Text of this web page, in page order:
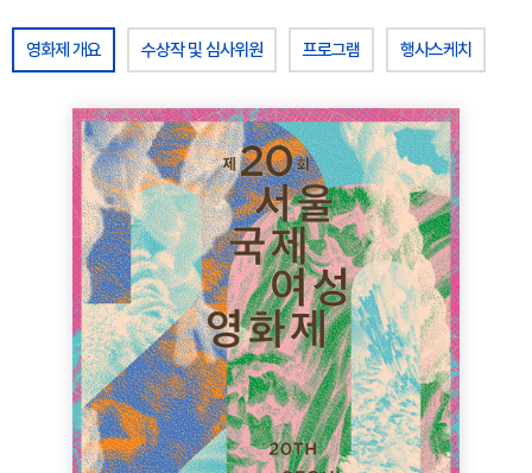
영화제 개요 수상작 및 심사위원 프로그램 행사스케치